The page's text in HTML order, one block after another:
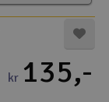
kr 135,-